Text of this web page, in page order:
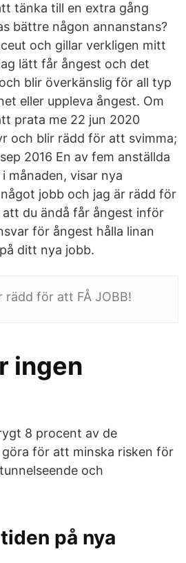
tänka till en extra gång
bättre någon annanstans?
och gillar verkligen mitt
lätt får ångest och det
blir överkänslig för all typ
eller uppleva ångest. Om
prata me 22 jun 2020
och blir rädd för att svimma;
2016 En av fem anställda
månaden, visar nya
jobb och jag är rädd för
du ändå får ångest inför
för ångest hålla linan
ditt nya jobb.
för att FÅ JOBB!
ingen
8 procent av de
för att minska risken för
och
på nya